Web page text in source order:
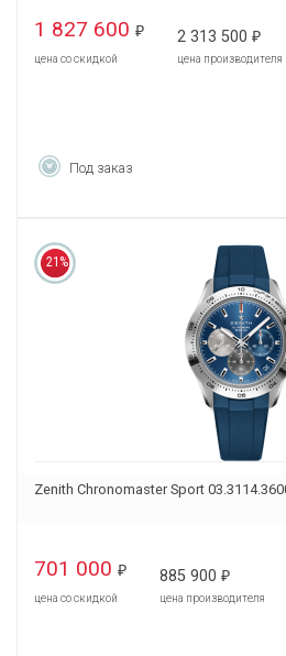
1 827 600 ₽
цена со скидкой
2 313 500 ₽
цена производителя
Под заказ
21%
Zenith Chronomaster Sport
701 000 ₽
цена со скидкой
885 900 ₽
цена производителя